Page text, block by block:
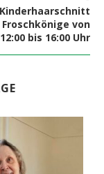
Kinderhaarschnitt
von
12:00 bis 16:00 Uhr